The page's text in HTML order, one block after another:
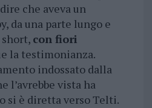
che aveva un
da una parte lungo e
short, con fiori
la testimonianza.
indossato dalla
l’avrebbe vista ha
si è diretta verso Telti.